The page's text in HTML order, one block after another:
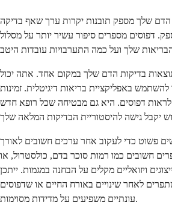
הדם שלך מספק תובנות יקרות ערך שאף בדיקה
דפוסים מספרים סיפור עשיר יותר על מסלול
בדיקות הדם שלך במקום אחד. אתה יכול
להשתמש באפליקציית בריאות דיגיטלית. זמינות
לראות דפוסים. היא גם מבטיחה שכל רופא חדש
פשוט כדי לעקוב אחר ערכים חשובים לאורך
חשובים כמו רמות סוכר בדם, כולסטרול, או
ויזואליים מקלים על הבחנה במגמות. ייתכן
לאחר שינויים באורח החיים או שדפוסים
עונתיים משפיעים על מדידות מסוימות.